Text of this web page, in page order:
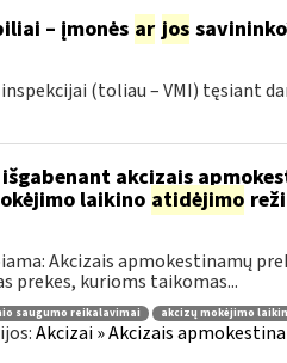
– įmonės ar jos
inspekcijai (toliau – VMI) tęsiant
akcizais
laikino atidėjimo
Akcizais apmokestinamų
prekes, kurioms taikomas...
saugumo reikalavimai akcizų mokėjimo
Akcizai » Akcizais